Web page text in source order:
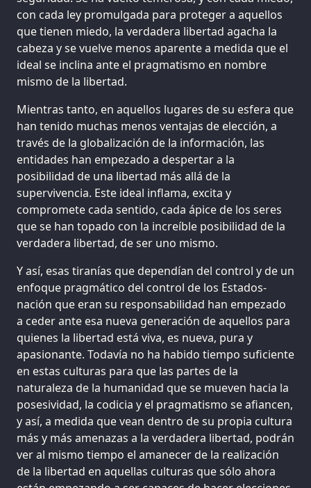
con cada ley promulgada para proteger a aquellos
que tienen miedo, la verdadera libertad agacha la
cabeza y se vuelve menos aparente a medida que el
ideal se inclina ante el pragmatismo en nombre
mismo de la libertad.
Mientras tanto, en aquellos lugares de su esfera que
han tenido muchas menos ventajas de elección, a
través de la globalización de la información, las
entidades han empezado a despertar a la
posibilidad de una libertad más allá de la
supervivencia. Este ideal inflama, excita y
compromete cada sentido, cada ápice de los seres
que se han topado con la increíble posibilidad de la
verdadera libertad, de ser uno mismo.
Y así, esas tiranías que dependían del control y de un
enfoque pragmático del control de los Estados-
nación que eran su responsabilidad han empezado
a ceder ante esa nueva generación de aquellos para
quienes la libertad está viva, es nueva, pura y
apasionante. Todavía no ha habido tiempo suficiente
en estas culturas para que las partes de la
naturaleza de la humanidad que se mueven hacia la
posesividad, la codicia y el pragmatismo se afiancen,
y así, a medida que vean dentro de su propia cultura
más y más amenazas a la verdadera libertad, podrán
ver al mismo tiempo el amanecer de la realización
de la libertad en aquellas culturas que sólo ahora